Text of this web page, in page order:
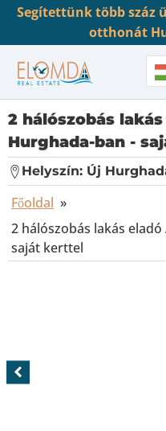
Segítettünk több száz
otthonát
2 hálószobás
Hurghada-ban -
Helyszín: Új
Főoldal »
2 hálószobás lakás
saját kerttel